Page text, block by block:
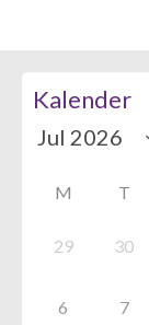
Kalender
M T
29 30
6 7